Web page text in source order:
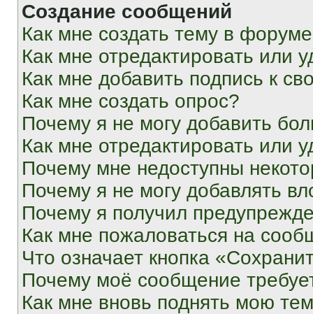
Создание сообщений
Как мне создать тему в
Как мне отредактировать или
Как мне добавить подпись к
Как мне создать опрос?
Почему я не могу добавить
Как мне отредактировать или
Почему мне недоступны
Почему я не могу добавлять
Почему я получил
Как мне пожаловаться на
Что означает кнопка
Почему моё сообщение
Как мне вновь поднять мою